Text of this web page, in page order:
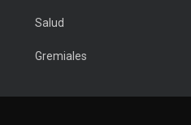
Salud
Gremiales